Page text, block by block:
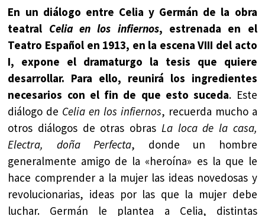
En un diálogo entre Celia y Germán de la obra
teatral Celia en los infiernos, estrenada en el
Teatro Español en 1913, en la escena VIII del acto
I, expone el dramaturgo la tesis que quiere
desarrollar. Para ello, reunirá los ingredientes
necesarios con el fin de que esto suceda. Este
diálogo de Celia en los infiernos, recuerda mucho a
otros diálogos de otras obras La loca de la casa,
Electra, doña Perfecta, donde un hombre
generalmente amigo de la «heroína» es la que le
hace comprender a la mujer las ideas novedosas y
revolucionarias, ideas por las que la mujer debe
luchar. Germán le plantea a Celia, distintas